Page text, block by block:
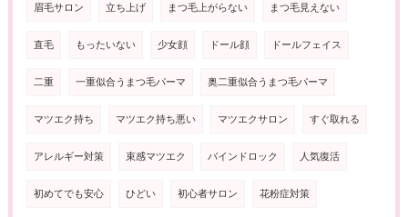
眉毛サロン 立ち上げ まつ毛上がらない まつ毛見えない
直毛 もったいない 少女顔 ドール顔 ドールフェイス
二重 一重似合うまつ毛パーマ 奥二重似合うまつ毛パーマ
マツエク持ち マツエク持ち悪い マツエクサロン すぐ取れる
アレルギー対策 束感マツエク バインドロック 人気復活
初めてでも安心 ひどい 初心者サロン 花粉症対策